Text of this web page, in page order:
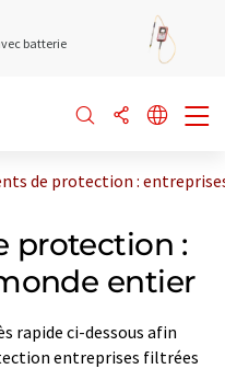
batterie
de protection :
protection :
entier
rapide ci-dessous afin
entreprises filtrées